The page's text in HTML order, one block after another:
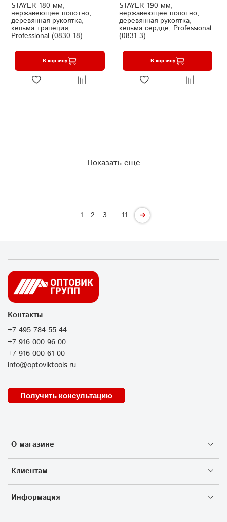
STAYER 180 мм,
нержавеющее полотно,
деревянная рукоятка,
кельма трапеция,
Professional (0830-18)
В корзину
STAYER 190 мм,
нержавеющее полотно,
деревянная рукоятка,
кельма сердце, Professional
(0831-3)
В корзину
Показать еще
1 2 3 … 11
О магазине
Клиентам
Информация
Контакты
+7 495 784 55 44
+7 916 000 96 00
+7 916 000 61 00
info@optoviktools.ru
Получить консультацию